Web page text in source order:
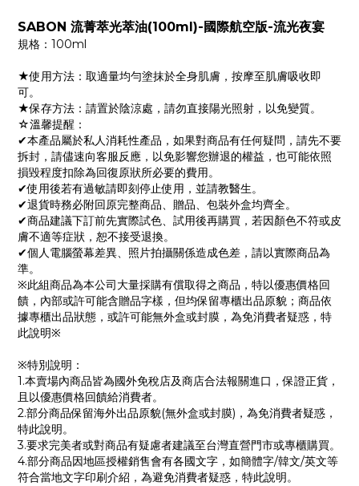
SABON 流菁萃光萃油(100ml)-國際航空版-流光夜宴
規格：100ml
★使用方法：取適量均勻塗抹於全身肌膚，按摩至肌膚吸收即
可。
★保存方法：請置於陰涼處，請勿直接陽光照射，以免變質。
☆溫馨提醒：
✔本產品屬於私人消耗性產品，如果對商品有任何疑問，請先不要
拆封，請儘速向客服反應，以免影響您辦退的權益，也可能依照
損毀程度扣除為回復原狀所必要的費用。
✔使用後若有過敏請即刻停止使用，並請教醫生。
✔退貨時務必附回原完整商品、贈品、包裝外盒均齊全。
✔商品建議下訂前先實際試色、試用後再購買，若因顏色不符或皮
膚不適等症狀，恕不接受退換。
✔個人電腦螢幕差異、照片拍攝關係造成色差，請以實際商品為
準。
※此組商品為本公司大量採購有償取得之商品，特以優惠價格回
饋，內部或許可能含贈品字樣，但均保留專櫃出品原貌；商品依
據專櫃出品狀態，或許可能無外盒或封膜，為免消費者疑惑，特
此說明※
※特別說明：
1.本賣場內商品皆為國外免稅店及商店合法報關進口，保證正貨，
且以優惠價格回饋給消費者。
2.部分商品保留海外出品原貌(無外盒或封膜)，為免消費者疑惑，
特此說明。
3.要求完美者或對商品有疑慮者建議至台灣直營門市或專櫃購買。
4.部分商品因地區授權銷售會有各國文字，如簡體字/韓文/英文等
符合當地文字印刷介紹，為避免消費者疑惑，特此說明。